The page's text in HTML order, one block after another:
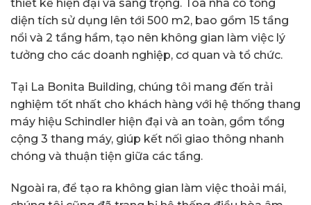
thiết kế hiện đại và sang trọng. Tòa nhà có tổng
diện tích sử dụng lên tới 500 m2, bao gồm 15 tầng
nổi và 2 tầng hầm, tạo nên không gian làm việc lý
tưởng cho các doanh nghiệp, cơ quan và tổ chức.
Tại La Bonita Building, chúng tôi mang đến trải
nghiệm tốt nhất cho khách hàng với hệ thống thang
máy hiệu Schindler hiện đại và an toàn, gồm tổng
cộng 3 thang máy, giúp kết nối giao thông nhanh
chóng và thuận tiện giữa các tầng.
Ngoài ra, để tạo ra không gian làm việc thoải mái,